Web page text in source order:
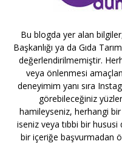
Bu blogda yer alan bilgiler,
Başkanlığı ya da Gıda
değerlendirilmemiştir.
veya önlenmesi
deneyimim yanı sıra
görebileceğiniz
hamileyseniz, herhangi
iseniz veya tıbbi bir
bir içeriğe başvurmadan